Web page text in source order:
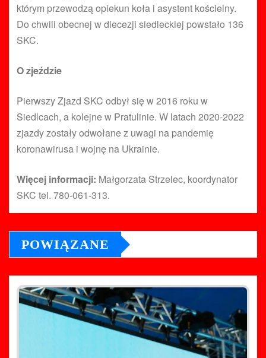
którym przewodzą opiekun koła i asystent kościelny.
Do chwili obecnej w diecezji siedleckiej powstało 136
SKC.
O zjeździe
Pierwszy Zjazd SKC odbył się w 2016 roku w
Siedlcach, a kolejne w Pratulinie. W latach 2020-2022
zjazdy zostały odwołane z uwagi na pandemię
koronawirusa i wojnę na Ukrainie.
Więcej informacji: Małgorzata Strzelec, koordynator
SKC tel. 780-061-313.
POWIĄZANE